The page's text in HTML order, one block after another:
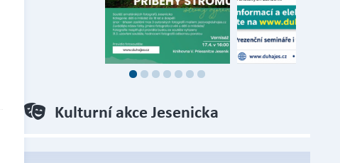
Kulturní akce Jesenicka